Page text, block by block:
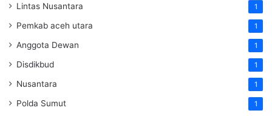
Lintas Nusantara 1
Pemkab aceh utara 1
Anggota Dewan 1
Disdikbud 1
Nusantara 1
Polda Sumut 1